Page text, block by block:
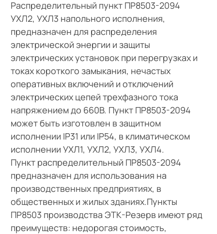
Распределительный пункт ПР8503-2094
УХЛ2, УХЛ3 напольного исполнения,
предназначен для распределения
электрической энергии и защиты
электрических установок при перегрузках и
токах короткого замыкания, нечастых
оперативных включений и отключений
электрических цепей трехфазного тока
напряжением до 660В. Пункт ПР8503-2094
может быть изготовлен в защитном
исполнении IP31 или IP54, в климатическом
исполнении УХЛ1, УХЛ2, УХЛ3, УХЛ4.
Пункт распределительный ПР8503-2094
предназначен для использования на
производственных предприятиях, в
общественных и жилых зданиях.Пункты
ПР8503 производства ЭТК-Резерв имеют ряд
преимуществ: недорогая стоимость,